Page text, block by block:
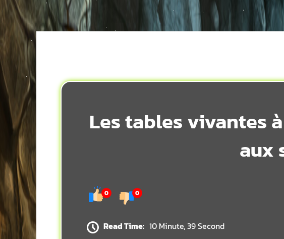
Les tables vivantes
aux
0 0
Read Time: 10 Minute, 39 Second